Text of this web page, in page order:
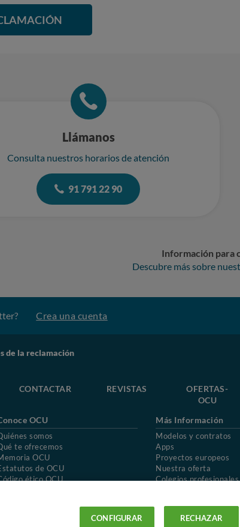
Llámanos
Consulta nuestros horarios de atención
91 791 22 90
Información para
Descubre más sobre
Crea una cuenta
de la reclamación
CONTACTAR REVISTAS
OFERTAS-
OCU
OCU
somos
te ofrecemos
OCU
de OCU
ético OCU
Más Información
Modelos y contratos
Apps
Proyectos europeos
Nuestra oferta
Colegios profesionales
nombre y de los signos de OCU
CONFIGURAR RECHAZAR